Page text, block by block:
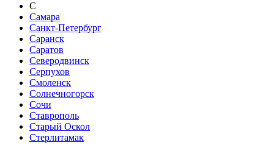
С
Самара
Санкт-Петербург
Саранск
Саратов
Северодвинск
Серпухов
Смоленск
Солнечногорск
Сочи
Ставрополь
Старый Оскол
Стерлитамак